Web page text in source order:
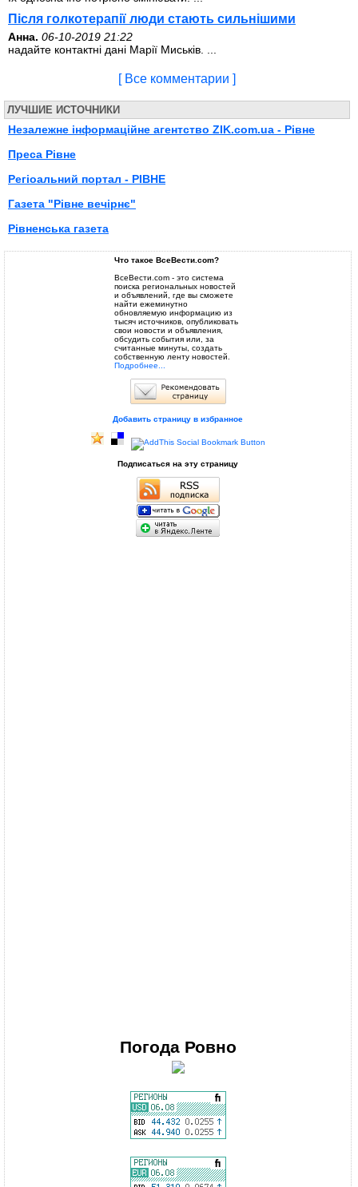
Після голкотерапії люди стають сильнішими
Анна. 06-10-2019 21:22
надайте контактні дані Марії Миськів. ...
[ Все комментарии ]
ЛУЧШИЕ ИСТОЧНИКИ
Незалежне інформаційне агентство ZIK.com.ua - Рівне
Преса Рівне
Регiоальний портал - РIВНЕ
Газета "Рівне вечірнє"
Рівненська газета
Что такое ВсеВести.com?
ВсеВести.com - это система
поиска региональных новостей
и объявлений, где вы сможете
найти ежеминутно
обновляемую информацию из
тысяч источников, опубликовать
свои новости и объявления,
обсудить события или, за
считанные минуты, создать
собственную ленту новостей.
Подробнее...
Добавить страницу в избранное
Подписаться на эту страницу
Погода Ровно